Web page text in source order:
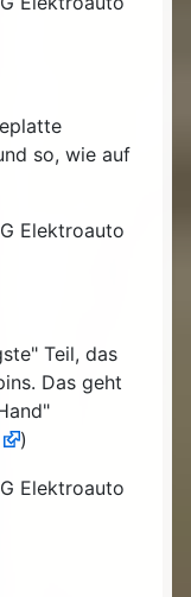
so, wie auf
Teil, das
Das geht
)